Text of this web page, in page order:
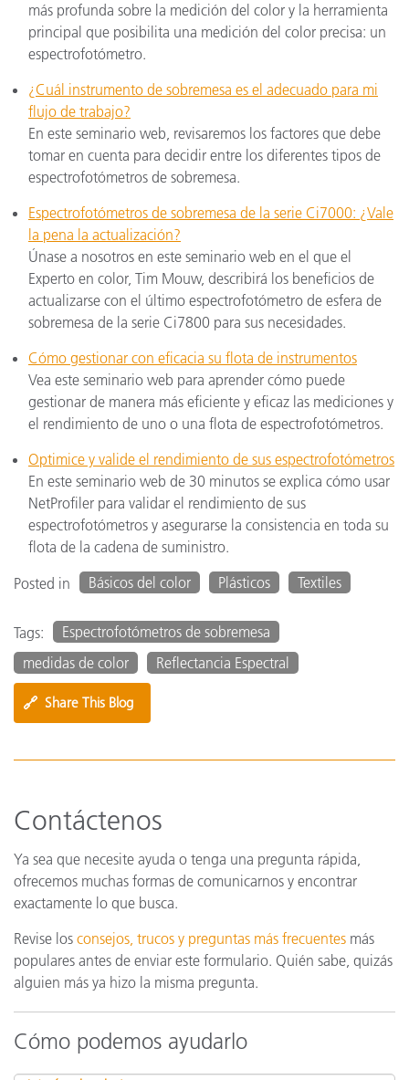
más profunda sobre la medición del color y la herramienta
principal que posibilita una medición del color precisa: un
espectrofotómetro.
¿Cuál instrumento de sobremesa es el adecuado para mi
flujo de trabajo?
En este seminario web, revisaremos los factores que debe
tomar en cuenta para decidir entre los diferentes tipos de
espectrofotómetros de sobremesa.
Espectrofotómetros de sobremesa de la serie Ci7000: ¿Vale
la pena la actualización?
Únase a nosotros en este seminario web en el que el
Experto en color, Tim Mouw, describirá los beneficios de
actualizarse con el último espectrofotómetro de esfera de
sobremesa de la serie Ci7800 para sus necesidades.
Cómo gestionar con eficacia su flota de instrumentos
Vea este seminario web para aprender cómo puede
gestionar de manera más eficiente y eficaz las mediciones y
el rendimiento de uno o una flota de espectrofotómetros.
Optimice y valide el rendimiento de sus espectrofotómetros
En este seminario web de 30 minutos se explica cómo usar
NetProfiler para validar el rendimiento de sus
espectrofotómetros y asegurarse la consistencia en toda su
flota de la cadena de suministro.
Posted in
Básicos del color Plásticos Textiles
Tags:
Espectrofotómetros de sobremesa
medidas de color
Reflectancia Espectral
🔗 Share This Blog
Contáctenos
Ya sea que necesite ayuda o tenga una pregunta rápida,
ofrecemos muchas formas de comunicarnos y encontrar
exactamente lo que busca.
Revise los consejos, trucos y preguntas más frecuentes más
populares antes de enviar este formulario. Quién sabe, quizás
alguien más ya hizo la misma pregunta.
Cómo podemos ayudarlo